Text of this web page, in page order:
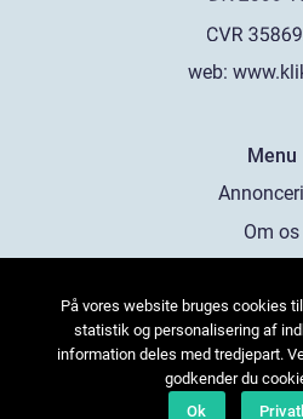
web:
Menu
Om os
Kontakt
På vores website bruges cookies
statistik og personalisering af
information deles med tredjepart.
godkender du
Ok